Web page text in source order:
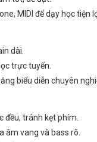
MIDI để dạy học tiện
dài.
trực tuyến.
biểu diễn chuyên
đều, tránh kẹt phím.
âm vang và bass rõ.